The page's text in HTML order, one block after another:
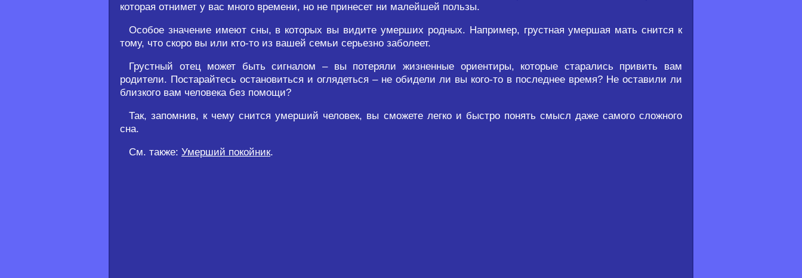
которая отнимет у вас много времени, но не принесет ни малейшей пользы.
Особое значение имеют сны, в которых вы видите умерших родных. Например, грустная умершая мать снится к
тому, что скоро вы или кто-то из вашей семьи серьезно заболеет.
Грустный отец может быть сигналом – вы потеряли жизненные ориентиры, которые старались привить вам
родители. Постарайтесь остановиться и оглядеться – не обидели ли вы кого-то в последнее время? Не оставили ли
близкого вам человека без помощи?
Так, запомнив, к чему снится умерший человек, вы сможете легко и быстро понять смысл даже самого сложного
сна.
См. также: Умерший покойник.